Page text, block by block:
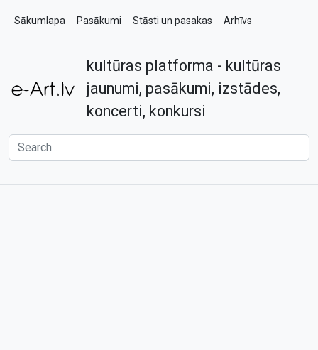
Sākumlapa Pasākumi Stāsti un pasakas Arhīvs
Kontakti
kultūras platforma - kultūras
jaunumi, pasākumi, izstādes,
koncerti, konkursi